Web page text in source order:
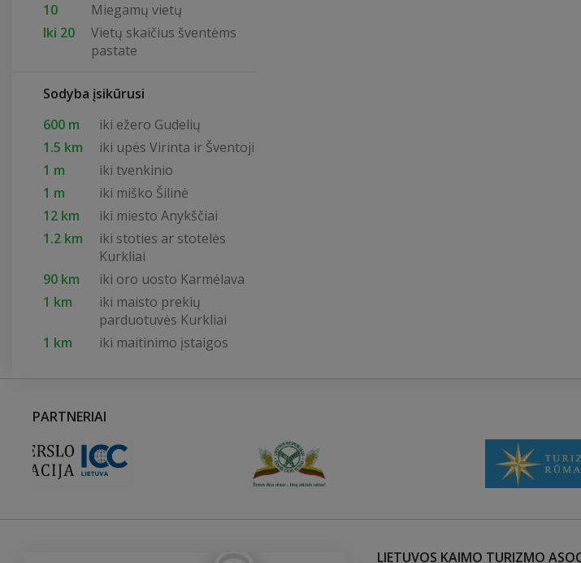
10
Miegamų vietų
Iki 20
Vietų skaičius šventėms
pastate
Sodyba įsikūrusi
600 m
iki ežero Gudelių
1.5 km
iki upės Virinta ir Šventoji
1 m
iki tvenkinio
1 m
iki miško Šilinė
12 km
iki miesto Anykščiai
1.2 km
iki stoties ar stotelės
Kurkliai
90 km
iki oro uosto Karmėlava
1 km
iki maisto prekių
parduotuvės Kurkliai
1 km
iki maitinimo įstaigos
PARTNERIAI
LIETUVOS KAIMO TURIZMO